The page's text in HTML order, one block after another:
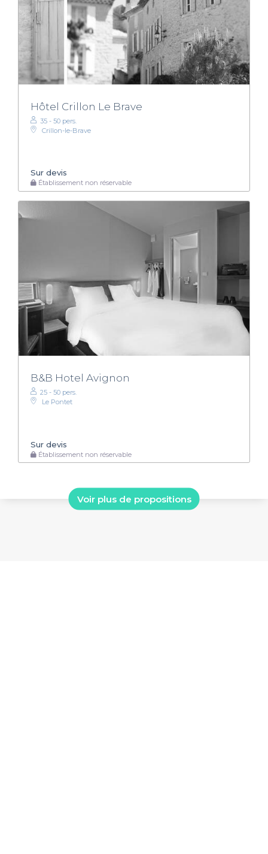
Hôtel Crillon Le Brave
35 - 50 pers.
Crillon-le-Brave
Sur devis
Établissement non réservable
B&B Hotel Avignon
25 - 50 pers.
Le Pontet
Sur devis
Établissement non réservable
Voir plus de propositions